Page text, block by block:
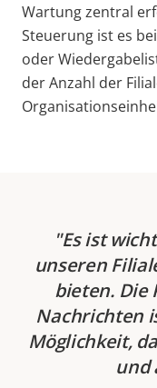
Wartung zentral
Steuerung ist es
oder
der Anzahl der
Es ist
unseren
bieten. Die
Nachrichten
Möglichkeit,
und